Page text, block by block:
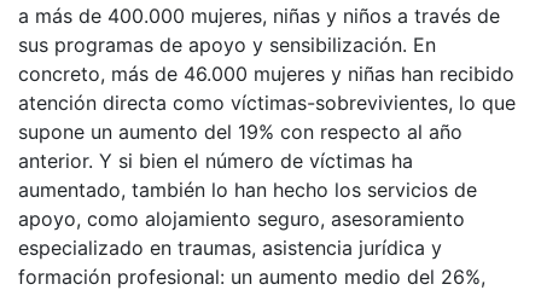
a más de 400.000 mujeres, niñas y niños a través de
sus programas de apoyo y sensibilización. En
concreto, más de 46.000 mujeres y niñas han recibido
atención directa como víctimas-sobrevivientes, lo que
supone un aumento del 19% con respecto al año
anterior. Y si bien el número de víctimas ha
aumentado, también lo han hecho los servicios de
apoyo, como alojamiento seguro, asesoramiento
especializado en traumas, asistencia jurídica y
formación profesional: un aumento medio del 26%,